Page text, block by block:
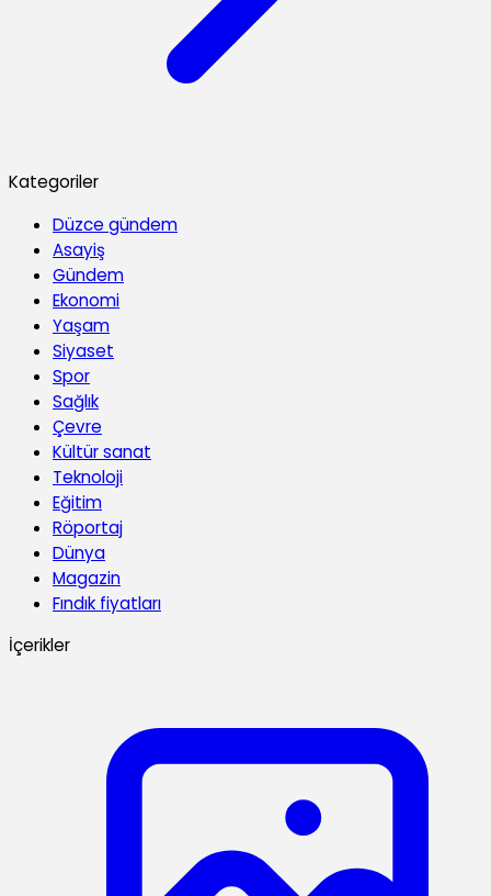
Kategoriler
Düzce gündem
Asayiş
Gündem
Ekonomi
Yaşam
Siyaset
Spor
Sağlık
Çevre
Kültür sanat
Teknoloji
Eğitim
Röportaj
Dünya
Magazin
Fındık fiyatları
İçerikler